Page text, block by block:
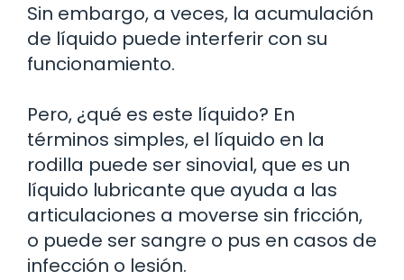
Sin embargo, a veces, la acumulación
de líquido puede interferir con su
funcionamiento.
Pero, ¿qué es este líquido? En
términos simples, el líquido en la
rodilla puede ser sinovial, que es un
líquido lubricante que ayuda a las
articulaciones a moverse sin fricción,
o puede ser sangre o pus en casos de
infección o lesión.